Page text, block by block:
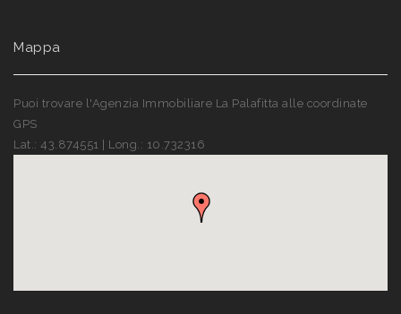
Mappa
Puoi trovare l'Agenzia Immobiliare La Palafitta alle coordinate
GPS
Lat.: 43.874551 | Long.: 10.732316